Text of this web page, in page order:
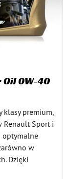
Oil 0W-40
premium,
Renault Sport i
optymalne
w
Dzięki